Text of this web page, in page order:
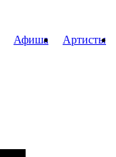
Афиша Артисты